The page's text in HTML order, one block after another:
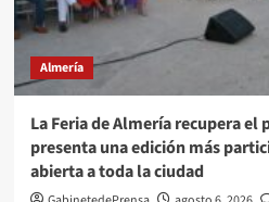
Almería
La Feria de Almería recupera
presenta una edición más
abierta a toda la ciudad